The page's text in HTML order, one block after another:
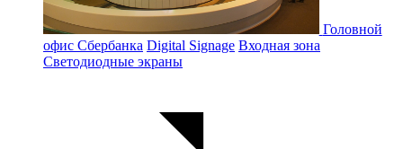
Головной
офис Сбербанка Digital Signage Входная зона
Светодиодные экраны